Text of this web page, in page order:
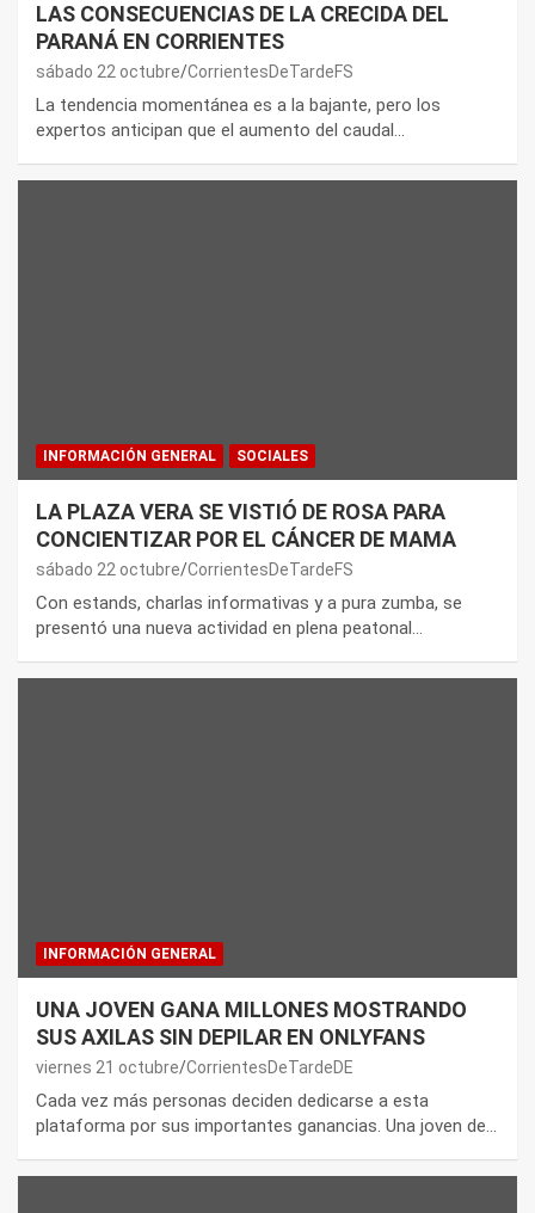
LAS CONSECUENCIAS DE LA CRECIDA DEL
PARANÁ EN CORRIENTES
sábado 22 octubre CorrientesDeTardeFS
La tendencia momentánea es a la bajante, pero los
expertos anticipan que el aumento del caudal…
INFORMACIÓN GENERAL SOCIALES
LA PLAZA VERA SE VISTIÓ DE ROSA PARA
CONCIENTIZAR POR EL CÁNCER DE MAMA
sábado 22 octubre CorrientesDeTardeFS
Con estands, charlas informativas y a pura zumba, se
presentó una nueva actividad en plena peatonal…
INFORMACIÓN GENERAL
UNA JOVEN GANA MILLONES MOSTRANDO
SUS AXILAS SIN DEPILAR EN ONLYFANS
viernes 21 octubre CorrientesDeTardeDE
Cada vez más personas deciden dedicarse a esta
plataforma por sus importantes ganancias. Una joven de…